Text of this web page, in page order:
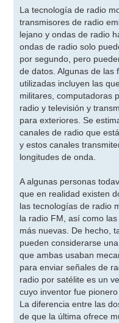
La tecnología de radio
transmisores de radio
lejano y ondas de radio
ondas de radio solo
por segundo, pero
de datos. Algunas de las
utilizadas incluyen las
militares, computadoras
radio y televisión y
para exteriores. Se
canales de radio que
y estos canales
longitudes de onda.
A algunas personas
que en realidad existen
las tecnologías de radio
la radio FM, así como
más nuevas. De hecho,
pueden considerarse
que ambas usaban
para enviar señales de
radio por satélite es un
cuyo inventor fue
La diferencia entre las
de que la última ofrece